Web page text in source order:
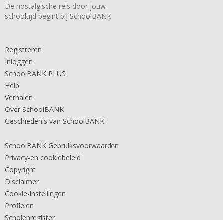
De nostalgische reis door jouw
schooltijd begint bij SchoolBANK
Registreren
Inloggen
SchoolBANK PLUS
Help
Verhalen
Over SchoolBANK
Geschiedenis van SchoolBANK
SchoolBANK Gebruiksvoorwaarden
Privacy-en cookiebeleid
Copyright
Disclaimer
Cookie-instellingen
Profielen
Scholenregister